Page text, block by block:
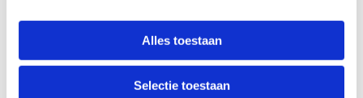
Alles toestaan
Selectie toestaan